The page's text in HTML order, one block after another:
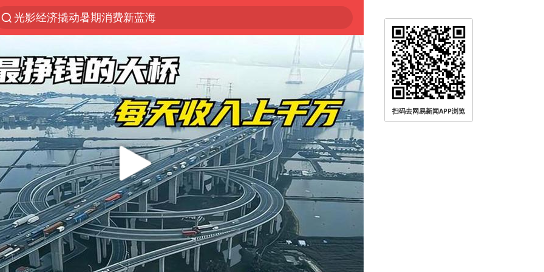
光影经济撬动暑期消费新蓝海
情侣福建平潭拍日出时坠崖
西湖突现狂风暴雨 游客瞬间被浇透
“不怕六爷挂得多 就怕六爷挂一颗”
视频丨中国东方电气集团原党组副书记、董事宋致远被查
杭州全市有序停课
直击东北超：哈尔滨vs通辽
香港宏福苑火灾或由烟头引起
白海豚将正面袭击贯穿浙江
36岁男演员成景区NPC后人气爆棚
扫码去网易新闻APP浏览